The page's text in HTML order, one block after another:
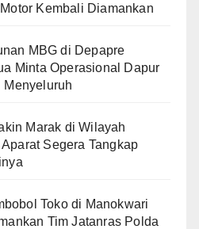
Kembali Diamankan
MBG di Depapre
Minta Operasional Dapur
Menyeluruh
Marak di Wilayah
Segera Tangkap
Toko di Manokwari
Tim Jatanras Polda